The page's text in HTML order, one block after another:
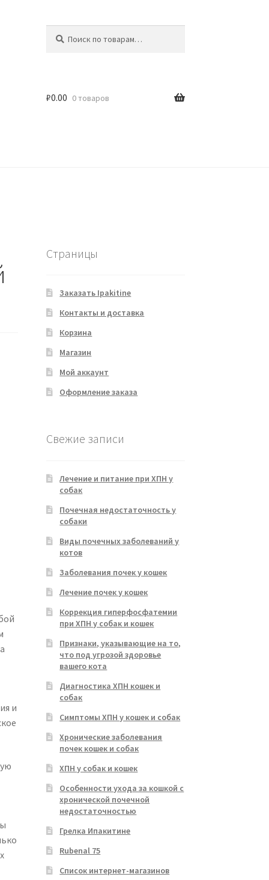
₽0.00 0 товаров
и
Страницы
Заказать Ipakitine
Контакты и доставка
Корзина
Магазин
Мой аккаунт
Оформление заказа
Свежие записи
Лечение и питание при ХПН у
собак
Почечная недостаточность у
собаки
Виды почечных заболеваний у
котов
Заболевания почек у кошек
Лечение почек у кошек
Коррекция гиперфосфатемии
при ХПН у собак и кошек
Признаки, указывающие на то,
что под угрозой здоровье
вашего кота
Диагностика ХПН кошек и
собак
Симптомы ХПН у кошек и собак
Хронические заболевания
почек кошек и собак
ХПН у собак и кошек
Особенности ухода за кошкой с
хронической почечной
недостаточностью
Грелка Ипакитине
Rubenal 75
Список интернет-магазинов